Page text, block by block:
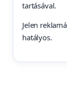
tartásával.
Jelen
hatályos.